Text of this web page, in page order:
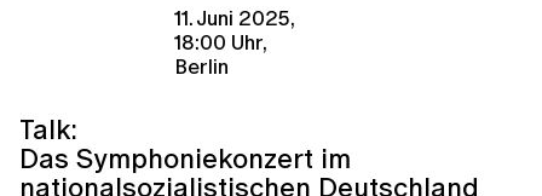
11. Juni 2025,
18:00 Uhr,
Berlin
Talk:
Das Symphoniekonzert im
nationalsozialistischen Deutschland